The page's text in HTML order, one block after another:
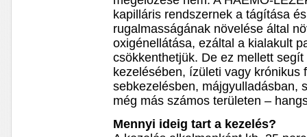
kapilláris rendszernek a tágítása
rugalmasságának növelése által
oxigénellátása, ezáltal a kialakult
csökkenthetjük. De ez mellett
kezelésében, ízületi vagy krónikus
sebkezelésben, májgyulladásban,
még más számos területen –
Mennyi ideig tart a kezelés?